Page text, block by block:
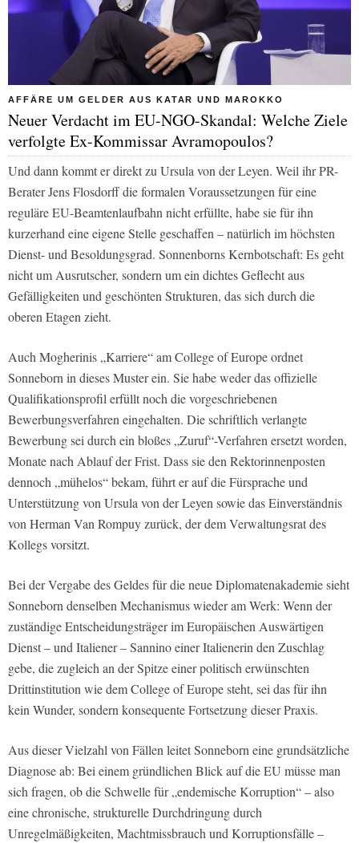
AFFÄRE UM GELDER AUS KATAR UND MAROKKO
Neuer Verdacht im EU-NGO-Skandal: Welche Ziele
verfolgte Ex-Kommissar Avramopoulos?
Und dann kommt er direkt zu Ursula von der Leyen. Weil ihr PR-
Berater Jens Flosdorff die formalen Voraussetzungen für eine
reguläre EU-Beamtenlaufbahn nicht erfüllte, habe sie für ihn
kurzerhand eine eigene Stelle geschaffen – natürlich im höchsten
Dienst- und Besoldungsgrad. Sonnenborns Kernbotschaft: Es geht
nicht um Ausrutscher, sondern um ein dichtes Geflecht aus
Gefälligkeiten und geschönten Strukturen, das sich durch die
oberen Etagen zieht.
Auch Mogherinis „Karriere“ am College of Europe ordnet
Sonneborn in dieses Muster ein. Sie habe weder das offizielle
Qualifikationsprofil erfüllt noch die vorgeschriebenen
Bewerbungsverfahren eingehalten. Die schriftlich verlangte
Bewerbung sei durch ein bloßes „Zuruf“-Verfahren ersetzt worden,
Monate nach Ablauf der Frist. Dass sie den Rektorinnenposten
dennoch „mühelos“ bekam, führt er auf die Fürsprache und
Unterstützung von Ursula von der Leyen sowie das Einverständnis
von Herman Van Rompuy zurück, der dem Verwaltungsrat des
Kollegs vorsitzt.
Bei der Vergabe des Geldes für die neue Diplomatenakademie sieht
Sonneborn denselben Mechanismus wieder am Werk: Wenn der
zuständige Entscheidungsträger im Europäischen Auswärtigen
Dienst – und Italiener – Sannino einer Italienerin den Zuschlag
gebe, die zugleich an der Spitze einer politisch erwünschten
Drittinstitution wie dem College of Europe steht, sei das für ihn
kein Wunder, sondern konsequente Fortsetzung dieser Praxis.
Aus dieser Vielzahl von Fällen leitet Sonneborn eine grundsätzliche
Diagnose ab: Bei einem gründlichen Blick auf die EU müsse man
sich fragen, ob die Schwelle für „endemische Korruption“ – also
eine chronische, strukturelle Durchdringung durch
Unregelmäßigkeiten, Machtmissbrauch und Korruptionsfälle –